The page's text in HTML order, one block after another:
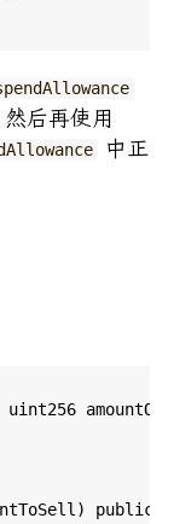
后再使用
中正
public {